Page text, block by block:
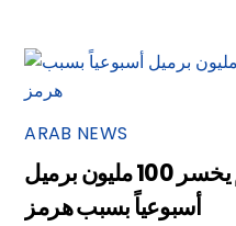
ARAB NEWS
رئيس “أرامكو”: العالم يخسر 100 مليون برميل
أسبوعياً بسبب هرمز